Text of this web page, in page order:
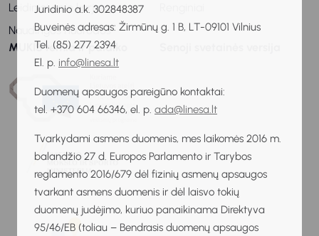
Juridinio a.k. 302848387
Buveinės adresas: Žirmūnų g. 1 B, LT-09101 Vilnius
Tel. (85) 277 2394
El. p. info@linesa.lt
Duomenų apsaugos pareigūno kontaktai:
tel. +370 604 66346, el. p. ada@linesa.lt
Tvarkydami asmens duomenis, mes laikomės 2016 m.
balandžio 27 d. Europos Parlamento ir Tarybos
reglamento 2016/679 dėl fizinių asmenų apsaugos
tvarkant asmens duomenis ir dėl laisvo tokių
duomenų judėjimo, kuriuo panaikinama Direktyva
95/46/EB (toliau – Bendrasis duomenų apsaugos
Leidiniai apie karjerą
Naudingos nuorodos
MUKIS remia ir palaiko